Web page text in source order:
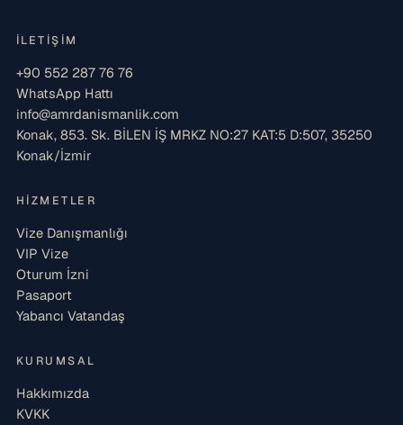
İLETIŞIM
+90 552 287 76 76
WhatsApp Hattı
info@amrdanismanlik.com
Konak, 853. Sk. BİLEN İŞ MRKZ NO:27 KAT:5 D:507, 35250
Konak/İzmir
HIZMETLER
Vize Danışmanlığı
VIP Vize
Oturum İzni
Pasaport
Yabancı Vatandaş
KURUMSAL
Hakkımızda
KVKK